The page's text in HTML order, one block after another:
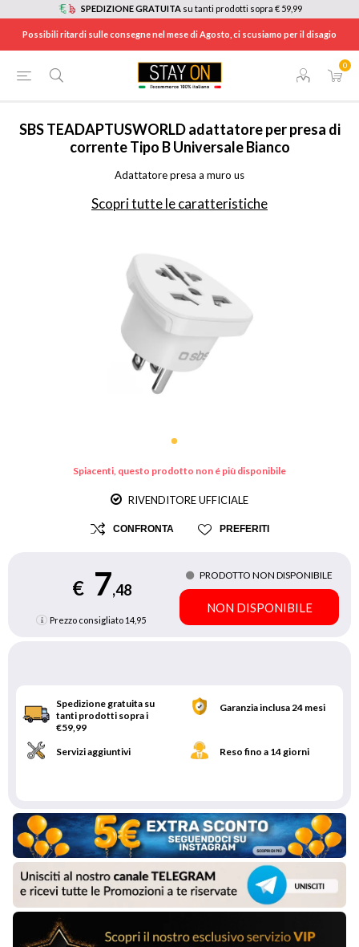
SPEDIZIONE GRATUITA su tanti prodotti sopra € 59,99
Possibili ritardi sulle consegne nel mese di Agosto, ci scusiamo per il disagio
0
ELETTRODOMESTICI / ILLUMINAZIONE E MATERIALE ELETTRICO
SBS TEADAPTUSWORLD adattatore per presa di
corrente Tipo B Universale Bianco
Adattatore presa a muro us
Scopri tutte le caratteristiche
Spiacenti, questo prodotto non é più disponibile
RIVENDITORE UFFICIALE
CONFRONTA PREFERITI
€ 7,48
Prezzo consigliato 14,95
PRODOTTO NON DISPONIBILE
NON DISPONIBILE
Spedizione gratuita su
tanti prodotti sopra i
€59,99
Garanzia inclusa 24 mesi
Servizi aggiuntivi Reso fino a 14 giorni